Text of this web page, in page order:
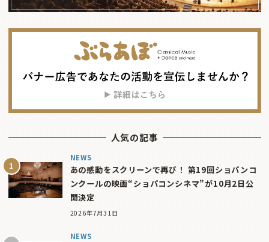
人気の記事
NEWS
あの感動をスクリーンで再び！ 第19回ショパンコ
ンクールの映画“ショパコンシネマ”が10月2日公
開決定
2026年7月31日
NEWS